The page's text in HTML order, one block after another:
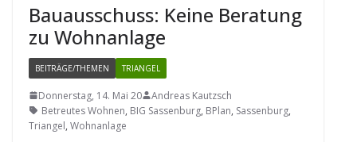
Bau­aus­schuss: Keine Bera­tung
zu Wohnanlage
BEITRÄGE/THEMEN TRIANGEL
Donnerstag, 14. Mai 20
Andreas Kautzsch
Betreutes Wohnen, BIG Sassenburg, BPlan, Sassenburg,
Triangel, Wohnanlage